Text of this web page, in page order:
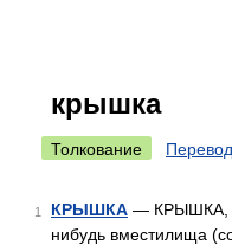
крышка
Толкование Перевод
1 КРЫШКА — КРЫШКА,
нибудь вместилища